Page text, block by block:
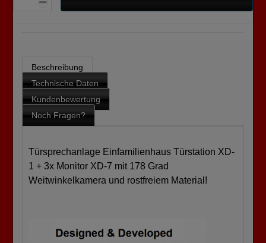
Beschreibung
Technische Daten
Kundenbewertung
Noch Fragen?
Türsprechanlage Einfamilienhaus Türstation XD-
1 + 3x Monitor XD-7 mit 178 Grad
Weitwinkelkamera und rostfreiem Material!